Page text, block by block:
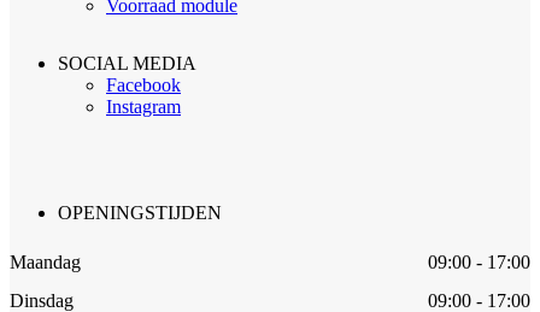
Voorraad module
SOCIAL MEDIA
Facebook
Instagram
OPENINGSTIJDEN
Maandag
09:00 - 17:00
Dinsdag
09:00 - 17:00